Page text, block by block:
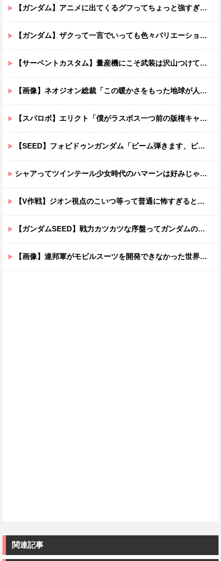
【ガンダム】アニメに出てくるグフってちょっと強すぎじゃない？
【ガンダム】ザクって一言でいっても色々バリエーションがあるよね
【サーペントカスタム】量産機にこそ武装は沢山つけてほしいよね
【画像】ネオジオン総裁「この暖かさをもった地球が人間さえ破壊するんだ（汗だく）」
【スパロボ】エリクト「僕がラスボス一つ前の版権キャラ最後の敵ってちょっと荷が重すぎない？」
【SEED】フォビドゥンガンダム「ビーム弾きます、ビーム曲げられます、空飛びます」←二世代目でこれ出来るのおかしいだろ
シャアってツインテール少女時代のハマーンは好みじゃなかったの？
【V作戦】ジオン視点のこいつ等って普通に怖すぎると思う…
【ガンダムSEED】戦力カツカツな序盤ってガンダムの中だと割と珍しい気がする
【画像】連邦軍がモビルスーツを開発できなかった世界線のガンダムｗｗｗｗｗｗｗ
関連記事